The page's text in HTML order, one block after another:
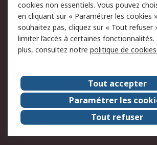
Politique de cookies
Politique de protection
des données - Mise à
jour
de
A propos de RS
Le groupe RS Group
A propos
RS dans le monde
ESG
cookies non essentiels. Vous pouvez
en cliquant sur « Paramétrer les cookies
souhaitez pas, cliquez sur « Tout refuser
limiter l’accès à certaines
plus, consultez notre politique de cookies.
Tout accepter
Paramétrer les
Tout refuser